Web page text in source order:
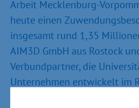
Arbeit Mecklenburg-
heute einen
insgesamt rund 1,35
AIM3D GmbH aus Rostock
Verbundpartner, die
Unternehmen entwickelt im